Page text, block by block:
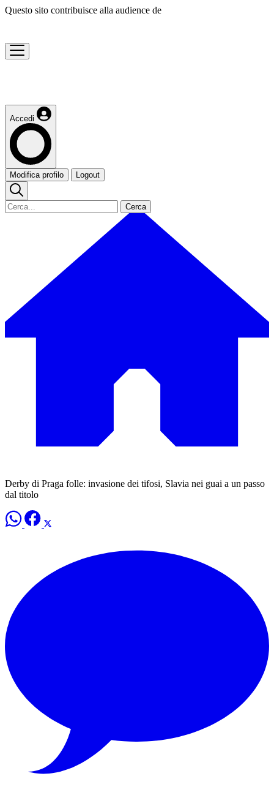
Questo sito contribuisce alla audience de
Accedi
Modifica profilo Logout
Cerca
Derby di Praga folle: invasione dei tifosi, Slavia nei guai a un passo
dal titolo